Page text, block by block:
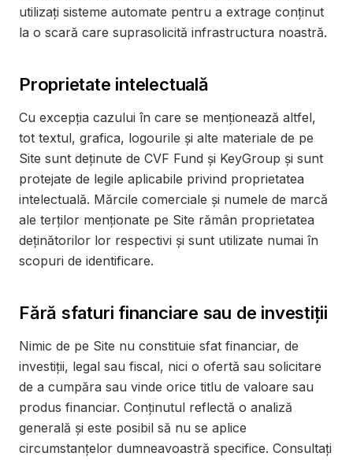
utilizați sisteme automate pentru a extrage conținut
la o scară care suprasolicită infrastructura noastră.
Proprietate intelectuală
Cu excepția cazului în care se menționează altfel,
tot textul, grafica, logourile și alte materiale de pe
Site sunt deținute de CVF Fund și KeyGroup și sunt
protejate de legile aplicabile privind proprietatea
intelectuală. Mărcile comerciale și numele de marcă
ale terților menționate pe Site rămân proprietatea
deținătorilor lor respectivi și sunt utilizate numai în
scopuri de identificare.
Fără sfaturi financiare sau de investiții
Nimic de pe Site nu constituie sfat financiar, de
investiții, legal sau fiscal, nici o ofertă sau solicitare
de a cumpăra sau vinde orice titlu de valoare sau
produs financiar. Conținutul reflectă o analiză
generală și este posibil să nu se aplice
circumstanțelor dumneavoastră specifice. Consultați